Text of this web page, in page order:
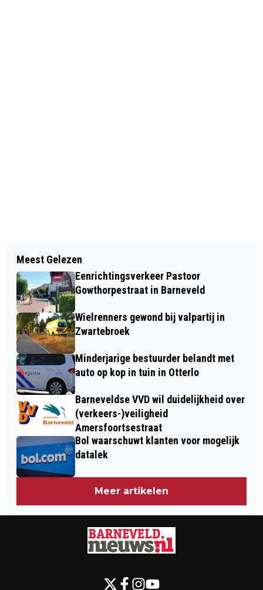
DE REUTEMETEUT OP DE 45E OUD
LUNTERSE DAG 2023
OMROEP GELDERLAND HERDENKT
OPERATIE MARKET GARDEN
Meest Gelezen
Eenrichtingsverkeer Pastoor
Gowthorpestraat in Barneveld
Wielrenners gewond bij valpartij in
Zwartebroek
Minderjarige bestuurder belandt met
auto op kop in tuin in Otterlo
Barneveldse VVD wil duidelijkheid over
(verkeers-)veiligheid
Amersfoortsestraat
Bol waarschuwt klanten voor mogelijk
datalek
Meer artikelen